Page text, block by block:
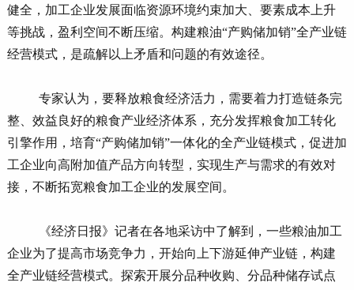
健全，加工企业发展面临资源环境约束加大、要素成本上升
等挑战，盈利空间不断压缩。构建粮油“产购储加销”全产业链
经营模式，是疏解以上矛盾和问题的有效途径。
专家认为，要释放粮食经济活力，需要着力打造链条完
整、效益良好的粮食产业经济体系，充分发挥粮食加工转化
引擎作用，培育“产购储加销”一体化的全产业链模式，促进加
工企业向高附加值产品方向转型，实现生产与需求的有效对
接，不断拓宽粮食加工企业的发展空间。
《经济日报》记者在各地采访中了解到，一些粮油加工
企业为了提高市场竞争力，开始向上下游延伸产业链，构建
全产业链经营模式。探索开展分品种收购、分品种储存试点